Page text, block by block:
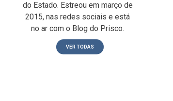
do Estado. Estreou em março de
2015, nas redes sociais e está
no ar com o Blog do Prisco.
VER TODAS